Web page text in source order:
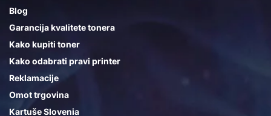
Blog
Garancija kvalitete tonera
Kako kupiti toner
Kako odabrati pravi printer
Reklamacije
Omot trgovina
Kartuše Slovenia